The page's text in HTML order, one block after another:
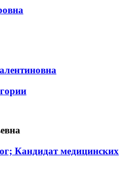
Кандидат медицинских